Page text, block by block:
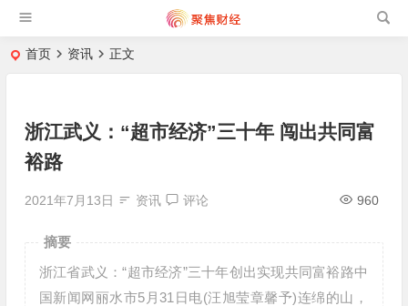
首页 资讯 正文
浙江武义：“超市经济”三十年 闯出共同富
裕路
2021年7月13日 资讯 评论 960
摘要
浙江省武义：“超市经济”三十年创出实现共同富裕路中
国新闻网丽水市5月31日电(汪旭莹章馨予)连绵的山，